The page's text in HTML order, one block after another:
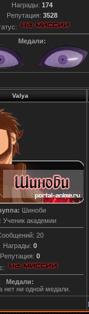
Награды: 174
Репутация: 3528
Медали:
Valya
Шиноби
Ученик академии
20
Награды: 0
Репутация: 0
Медали:
нет ни одной медали.